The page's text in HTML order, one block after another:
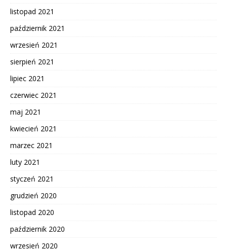
listopad 2021
październik 2021
wrzesień 2021
sierpień 2021
lipiec 2021
czerwiec 2021
maj 2021
kwiecień 2021
marzec 2021
luty 2021
styczeń 2021
grudzień 2020
listopad 2020
październik 2020
wrzesień 2020